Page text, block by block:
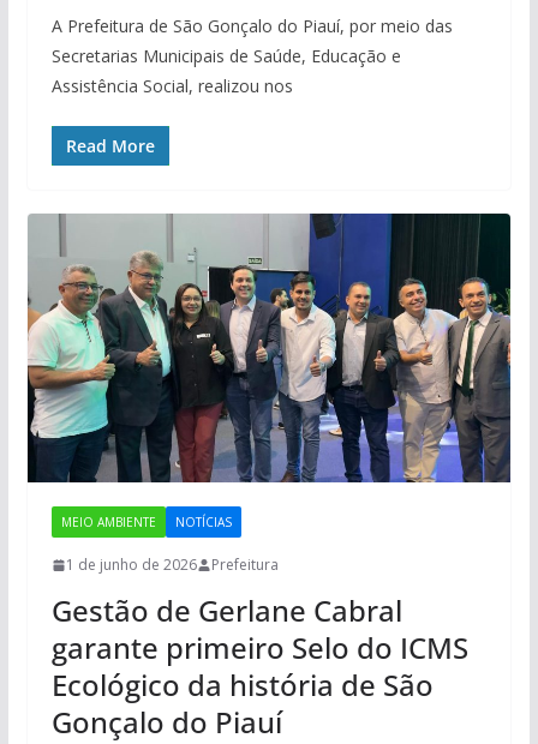
A Prefeitura de São Gonçalo do Piauí, por meio das
Secretarias Municipais de Saúde, Educação e
Assistência Social, realizou nos
Read More
MEIO AMBIENTE NOTÍCIAS
1 de junho de 2026 Prefeitura
Gestão de Gerlane Cabral
garante primeiro Selo do ICMS
Ecológico da história de São
Gonçalo do Piauí